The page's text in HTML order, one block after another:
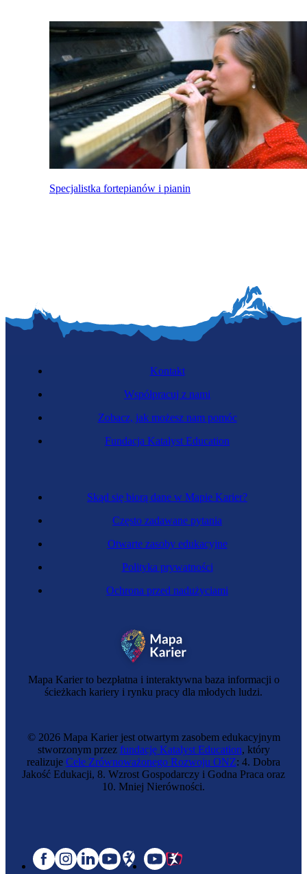
Specjalistka fortepianów i pianin
Mapa Karier to bezpłatna i interaktywna baza informacji o
ścieżkach kariery i rynku pracy dla młodych ludzi.
Skąd się biorą dane w Mapie Karier?
Często zadawane pytania
Otwarte zasoby edukacyjne
Polityka prywatności
Ochrona przed nadużyciami
Kontakt
Współpracuj z nami
Zobacz, jak możesz nam pomóc
Fundacja Katalyst Education
© 2026 Mapa Karier jest otwartym zasobem edukacyjnym
stworzonym przez fundację Katalyst Education, który
realizuje Cele Zrównoważonego Rozwoju ONZ: 4. Dobra
Jakość Edukacji, 8. Wzrost Gospodarczy i Godna Praca oraz
10. Mniej Nierówności.